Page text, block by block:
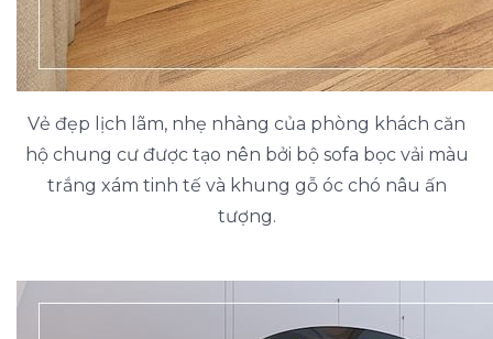
Vẻ đẹp lịch lãm, nhẹ nhàng của phòng khách căn
hộ chung cư được tạo nên bởi bộ sofa bọc vải màu
trắng xám tinh tế và khung gỗ óc chó nâu ấn
tượng.